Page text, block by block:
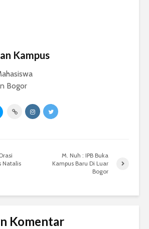
Kampus
Bogor
Natalis
M. Nuh : IPB Buka
Kampus Baru Di Luar
Bogor
Komentar